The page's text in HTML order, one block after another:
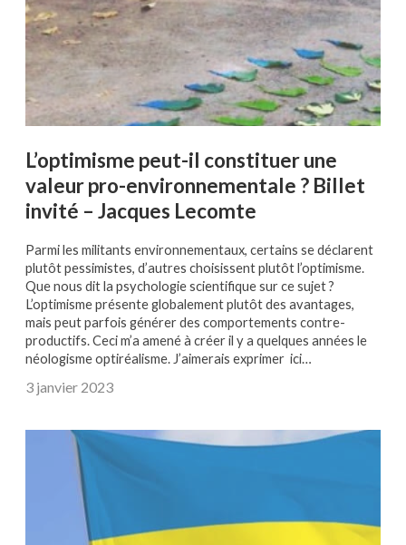
L’optimisme peut-il constituer une
valeur pro-environnementale ? Billet
invité – Jacques Lecomte
Parmi les militants environnementaux, certains se déclarent
plutôt pessimistes, d’autres choisissent plutôt l’optimisme.
Que nous dit la psychologie scientifique sur ce sujet ?
L’optimisme présente globalement plutôt des avantages,
mais peut parfois générer des comportements contre-
productifs. Ceci m’a amené à créer il y a quelques années le
néologisme optiréalisme. J’aimerais exprimer ici…
3 janvier 2023